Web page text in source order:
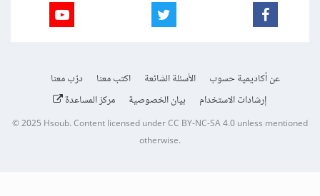
عن أكاديمية حسوب الأسئلة الشائعة اكتب معنا
درّب معنا
إرشادات الاستخدام
بيان الخصوصية مركز المساعدة
© 2025Hsoub.Content licensed underCC BY-NC-SA 4.0unless mentioned
otherwise.